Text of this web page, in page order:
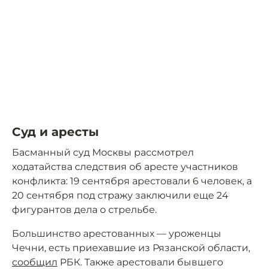
Суд и аресты
Басманный суд Москвы рассмотрел
ходатайства следствия об аресте участников
конфликта: 19 сентября арестовали 6 человек, а
20 сентября под стражу заключили еще 24
фигурантов дела о стрельбе.
Большинство арестованных — уроженцы
Чечни, есть приехавшие из Рязанской области,
сообщил РБК. Также арестовали бывшего